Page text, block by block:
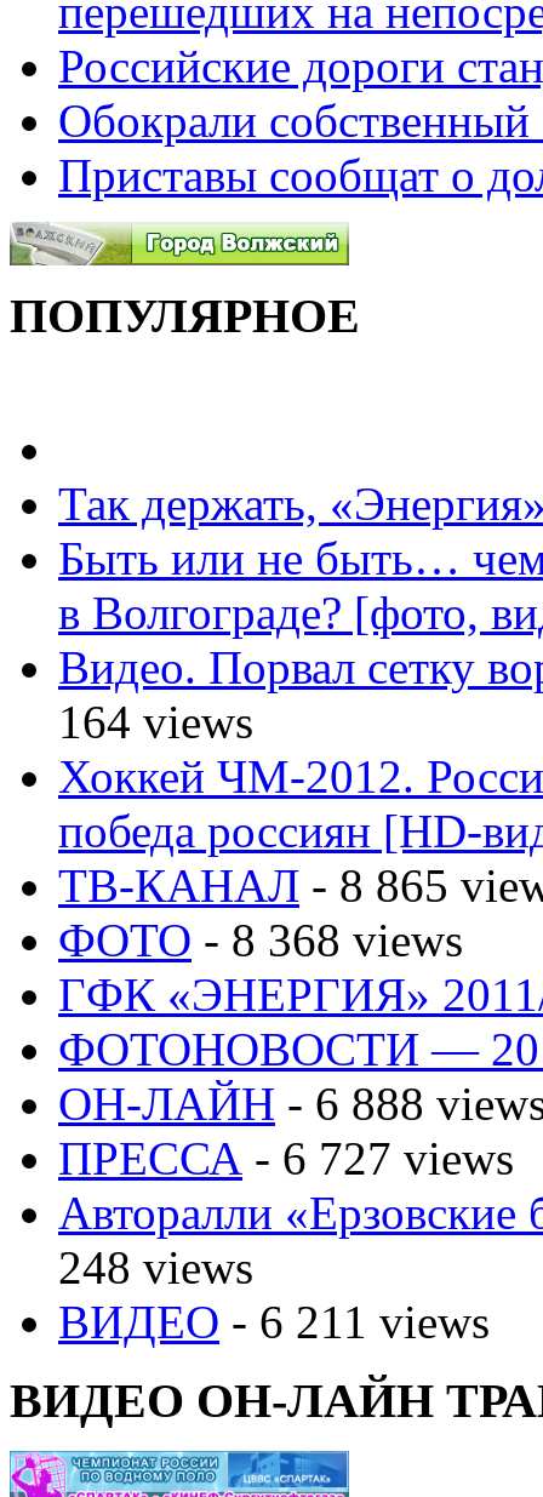
перешедших на
Российские дороги
Обокрали собственный
Приставы сообщат о
ПОПУЛЯРНОЕ
Так держать,
Быть или не быть…
в Волгограде? [фото,
Видео. Порвал сетку
164 views
Хоккей ЧМ-2012.
победа россиян [HD-
ТВ-КАНАЛ - 8 865
ФОТО - 8 368 views
ГФК «ЭНЕРГИЯ»
ФОТОНОВОСТИ —
ОН-ЛАЙН - 6 888
ПРЕССА - 6 727 views
Авторалли
248 views
ВИДЕО - 6 211 views
ВИДЕО ОН-ЛАЙН